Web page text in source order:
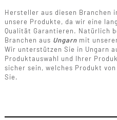
Hersteller aus diesen Branchen
unsere Produkte, da wir eine
Qualität Garantieren. Natürlich
Branchen aus Ungarn mit
Wir unterstützen Sie in Ungarn
Produktauswahl und Ihrer
sicher sein, welches Produkt
Sie.